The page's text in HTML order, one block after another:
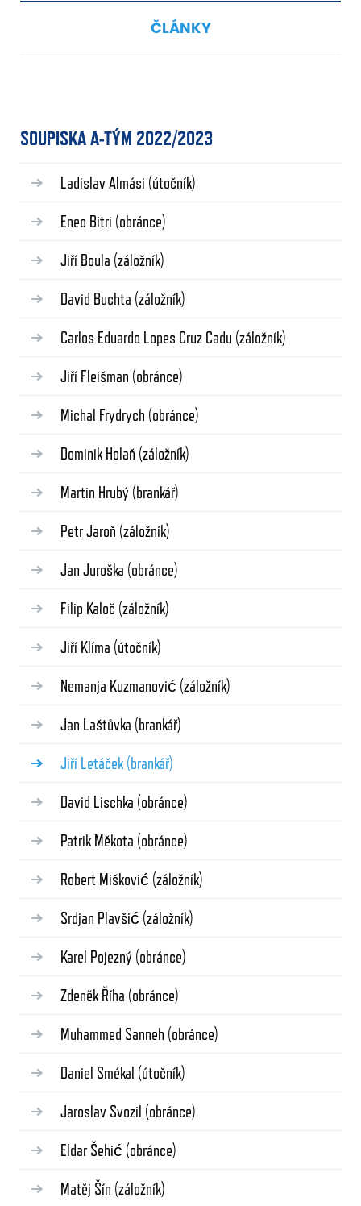
ČLÁNKY
SOUPISKA A-TÝM 2022/2023
Ladislav Almási (útočník)
Eneo Bitri (obránce)
Jiří Boula (záložník)
David Buchta (záložník)
Carlos Eduardo Lopes Cruz Cadu (záložník)
Jiří Fleišman (obránce)
Michal Frydrych (obránce)
Dominik Holaň (záložník)
Martin Hrubý (brankář)
Petr Jaroň (záložník)
Jan Juroška (obránce)
Filip Kaloč (záložník)
Jiří Klíma (útočník)
Nemanja Kuzmanović (záložník)
Jan Laštůvka (brankář)
Jiří Letáček (brankář)
David Lischka (obránce)
Patrik Měkota (obránce)
Robert Mišković (záložník)
Srdjan Plavšić (záložník)
Karel Pojezný (obránce)
Zdeněk Říha (obránce)
Muhammed Sanneh (obránce)
Daniel Smékal (útočník)
Jaroslav Svozil (obránce)
Eldar Šehić (obránce)
Matěj Šín (záložník)